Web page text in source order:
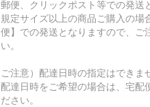
郵便、クリックポスト等での発送
規定サイズ以上の商品ご購入の場
便】での発送となりますので、ご
い。
ご注意）配達日時の指定はできま
配達日時をご希望の場合は、宅配
ださい。